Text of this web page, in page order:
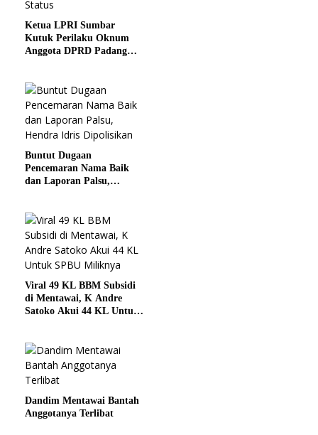
Ketua LPRI Sumbar
Kutuk Perilaku Oknum
Anggota DPRD Padang
Buntut Dugaan
Pencemaran Nama Baik
dan Laporan Palsu,
Viral 49 KL BBM Subsidi
di Mentawai, K Andre
Satoko Akui 44 KL Untuk
Dandim Mentawai Bantah
Anggotanya Terlibat